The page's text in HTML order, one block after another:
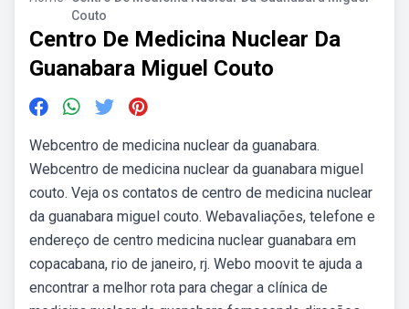
Couto
Centro De Medicina Nuclear Da
Guanabara Miguel Couto
Webcentro de medicina nuclear da guanabara.
Webcentro de medicina nuclear da guanabara miguel
couto. Veja os contatos de centro de medicina nuclear
da guanabara miguel couto. Webavaliações, telefone e
endereço de centro medicina nuclear guanabara em
copacabana, rio de janeiro, rj. Webo moovit te ajuda a
encontrar a melhor rota para chegar a clínica de